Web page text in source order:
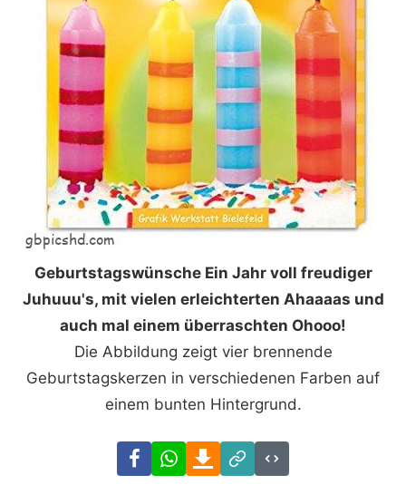
Geburtstagswünsche Ein Jahr voll freudiger
Juhuuu's, mit vielen erleichterten Ahaaaas und
auch mal einem überraschten Ohooo!
Die Abbildung zeigt vier brennende
Geburtstagskerzen in verschiedenen Farben auf
einem bunten Hintergrund.
FacebookWhatsAppDownload
Link
Code